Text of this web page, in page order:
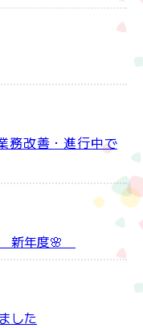
務改善・進行中で
新年度🌸
した